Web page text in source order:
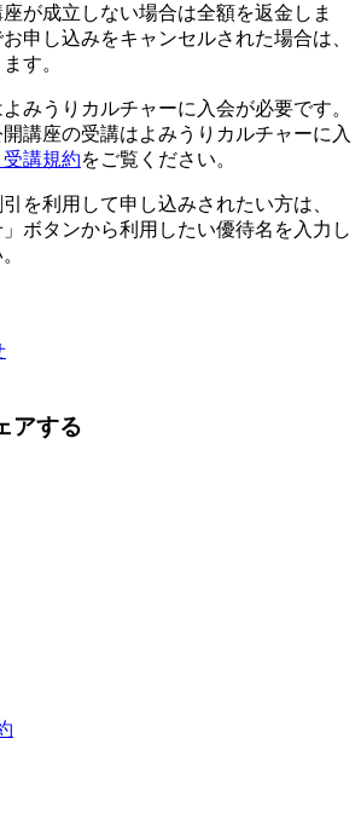
が成立しない場合は全額を返金しま
申し込みをキャンセルされた場合は、
す。
みうりカルチャーに入会が必要です。
講座の受講はよみうりカルチャーに入
受講規約をご覧ください。
を利用して申し込みされたい方は、
」ボタンから利用したい優待名を入力し
アする